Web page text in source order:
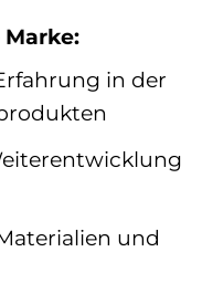
Marke:
in der
und